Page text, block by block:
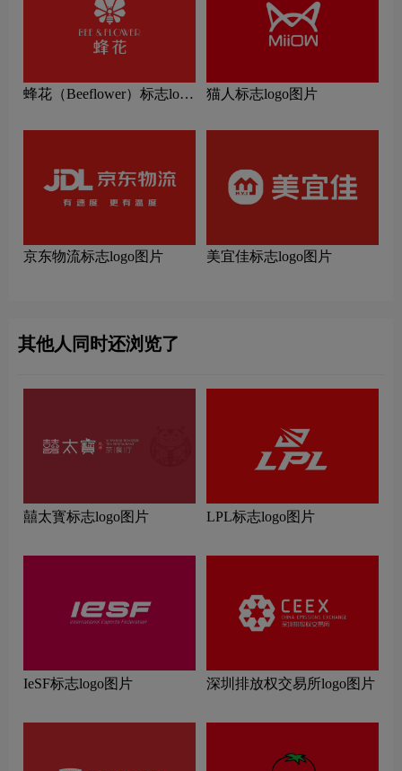
蜂花（Beeflower）标志logo
猫人标志logo图片
京东物流标志logo图片 美宜佳标志logo图片
其他人同时还浏览了
囍太寳标志logo图片 LPL标志logo图片
IeSF标志logo图片 深圳排放权交易所logo图片